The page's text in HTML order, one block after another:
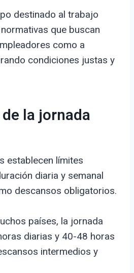
destinado al trabajo
que buscan
como a
condiciones justas y
la jornada
establecen límites
diaria y semanal
descansos obligatorios.
países, la jornada
diarias y 40-48 horas
intermedios y